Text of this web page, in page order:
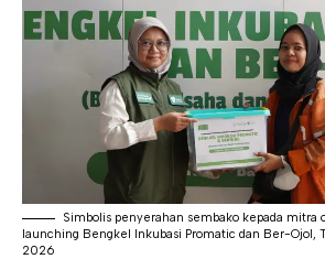
Simbolis penyerahan sembako kepada mitra
launching Bengkel Inkubasi Promatic dan Ber-Ojol,
2026